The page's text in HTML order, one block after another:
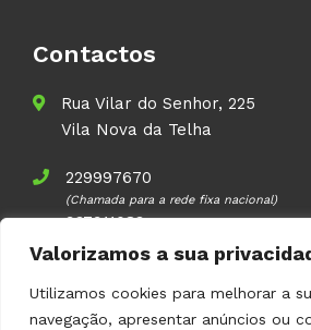
Valorizamos a sua
Utilizamos cookies para melhorar a
navegação, apresentar anúncios ou
Contactos
Rua Vilar do Senhor, 225
Vila Nova da Telha
229997670
(Chamada para a rede fixa nacional)
937911083
(Chamada para a rede móvel nacional)
geral@volupal.pt